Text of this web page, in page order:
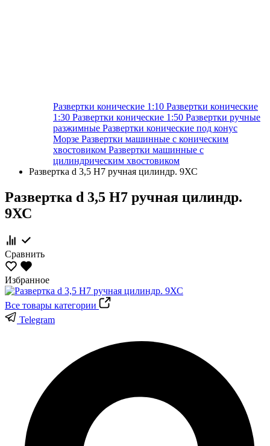
Развертки конические 1:10 Развертки конические
1:30 Развертки конические 1:50 Развертки ручные
разжимные Развертки конические под конус
Морзе Развертки машинные с коническим
хвостовиком Развертки машинные с
цилиндрическим хвостовиком
Развертка d 3,5 Н7 ручная цилиндр. 9ХС
Развертка d 3,5 Н7 ручная цилиндр.
9ХС
Сравнить
Избранное
Все товары категории
Telegram